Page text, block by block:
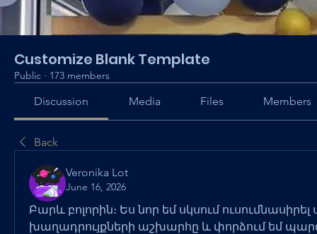
Customize Blank Template
Public · 173 members
Discussion Media Files Members
Back
Veronika Lot
June 16, 2026
Բարև բոլորին։ Ես նոր եմ սկսում
խաղադրույքների աշխարհը և փորձում եմ